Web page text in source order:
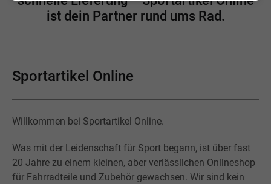
ist dein Partner rund ums Rad.
Sportartikel Online
Willkommen bei Sportartikel Online.
Was mit der Leidenschaft für Sport begann, ist über fast
20 Jahre zu einem kleinen, aber verlässlichen Onlineshop
für Fahrradteile und Zubehör gewachsen. Wir sind kein